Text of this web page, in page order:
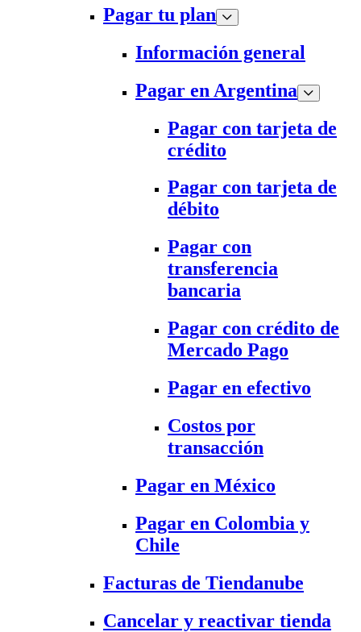
Pagar tu plan
Información general
Pagar en Argentina
Pagar con tarjeta de
crédito
Pagar con tarjeta de
débito
Pagar con
transferencia
bancaria
Pagar con crédito de
Mercado Pago
Pagar en efectivo
Costos por
transacción
Pagar en México
Pagar en Colombia y
Chile
Facturas de Tiendanube
Cancelar y reactivar tienda